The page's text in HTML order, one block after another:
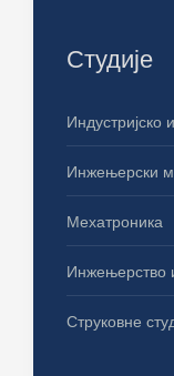
Студије
Индустријско
Инжењерски
Мехатроника
Инжењерство
Струковне